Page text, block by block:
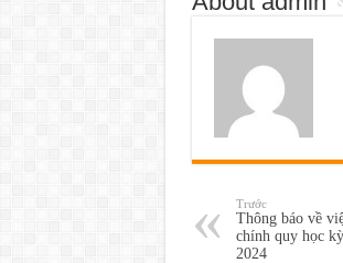
Trước
Thông báo về
chính quy học
2024